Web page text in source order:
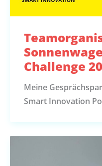
Challenge
Meine
Smart Innovation